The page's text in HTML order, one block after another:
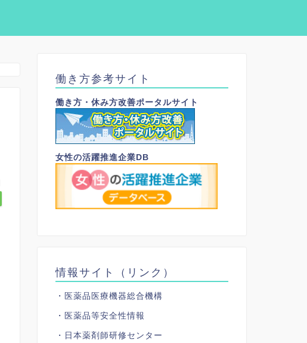
働き方参考サイト
働き方・休み方改善ポータルサイト
女性の活躍推進企業DB
情報サイト（リンク）
・医薬品医療機器総合機構
・医薬品等安全性情報
・日本薬剤師研修センター